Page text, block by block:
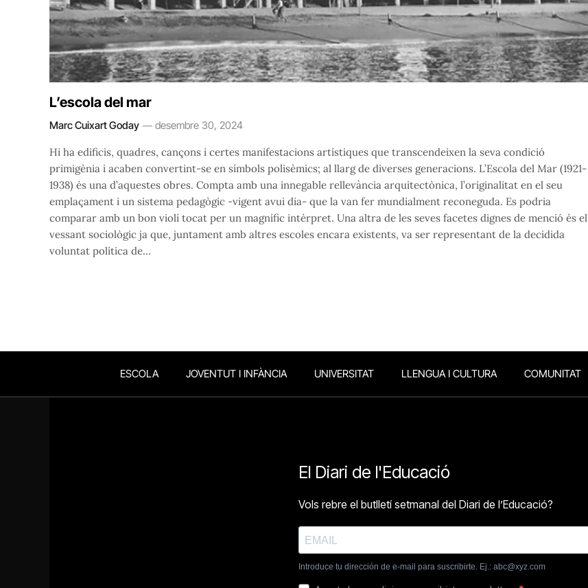
L’escola del mar
Marc Cuixart Goday desembre 30, 2024
Hi ha edificis, quadres, cançons i certes manifestacions artístiques que transcendeixen la seva condició
primigènia i acaben convertint-se en símbols polisèmics; al llarg de diverses generacions. L’Escola del Mar (1921-
1938) és una d’aquestes obres. Compta amb una innegable rellevància arquitectònica, l’originalitat en el seu
emplaçament i un sistema pedagògic -vigent avui dia- que la van fer mundialment reconeguda. Es podria
comparar amb un bon violí tocat per un magnífic intèrpret. Una altra de les seves facetes dignes de menció és el
vessant sociològic ja que, juntament amb altres escoles encara existents, va ser representant de la decidida
voluntat política de…
ESCOLA JOVENTUT I INFÀNCIA UNIVERSITAT LLENGUA I CULTURA COMUNITAT